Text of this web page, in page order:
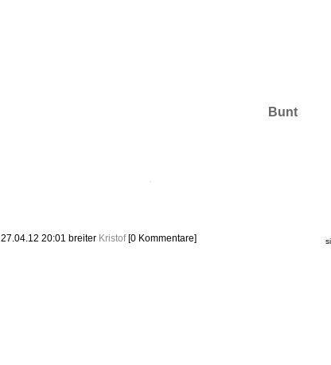
Bunt
27.04.12 20:01 breiter Kristof [0 Kommentare]